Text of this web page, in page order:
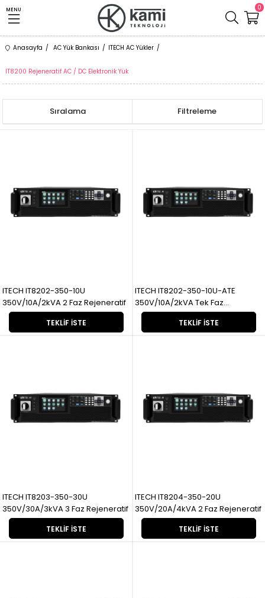
MENU 0
Anasayfa AC Yük Bankası ITECH AC Yükler
IT8200 Rejeneratif AC / DC Elektronik Yük
Filtreleme
Sıralama
TEKLIF İSTE
ITECH IT8202-350-10U
350V/10A/2kVA 2 Faz Rejeneratif
TEKLIF İSTE
ITECH IT8202-350-10U-ATE
350V/10A/2kVA Tek Faz
Rejeneratif
TEKLIF İSTE
ITECH IT8203-350-30U
350V/30A/3kVA 3 Faz Rejeneratif
TEKLIF İSTE
ITECH IT8204-350-20U
350V/20A/4kVA 2 Faz Rejeneratif